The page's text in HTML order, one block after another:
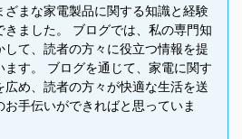
ざまな家電製品に関する知識と経験
きました。 ブログでは、私の専門知
して、読者の方々に役立つ情報を提
ます。 ブログを通じて、家電に関す
広め、読者の方々が快適な生活を送
お手伝いができればと思っていま